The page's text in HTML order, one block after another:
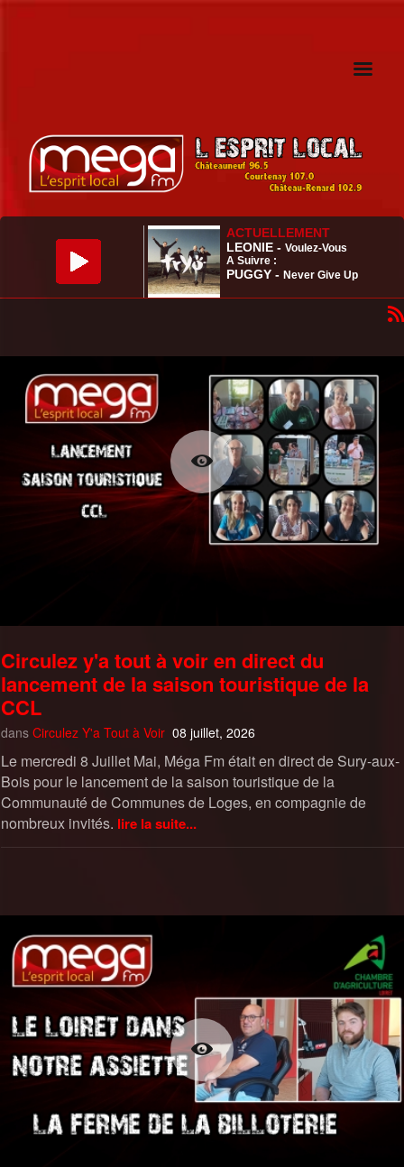
Circulez y'a tout à voir en direct du
lancement de la saison touristique de la
CCL
dans Circulez Y'a Tout à Voir 08 juillet, 2026
Le mercredi 8 Juillet Mai, Méga Fm était en direct de Sury-aux-
Bois pour le lancement de la saison touristique de la
Communauté de Communes de Loges, en compagnie de
nombreux invités. lire la suite...